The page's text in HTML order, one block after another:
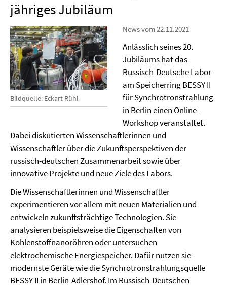
jähriges Jubiläum
Bildquelle: Eckart Rühl
News vom 22.11.2021
Anlässlich seines 20.
Jubiläums hat das
Russisch-Deutsche Labor
am Speicherring BESSY II
für Synchrotronstrahlung
in Berlin einen Online-
Workshop veranstaltet.
Dabei diskutierten Wissenschaftlerinnen und
Wissenschaftler über die Zukunftsperspektiven der
russisch-deutschen Zusammenarbeit sowie über
innovative Projekte und neue Ziele des Labors.
Die Wissenschaftlerinnen und Wissenschaftler
experimentieren vor allem mit neuen Materialien und
entwickeln zukunftsträchtige Technologien. Sie
analysieren beispielsweise die Eigenschaften von
Kohlenstoffnanoröhren oder untersuchen
elektrochemische Energiespeicher. Dafür nutzen sie
modernste Geräte wie die Synchrotronstrahlungsquelle
BESSY II in Berlin-Adlershof. Im Russisch-Deutschen